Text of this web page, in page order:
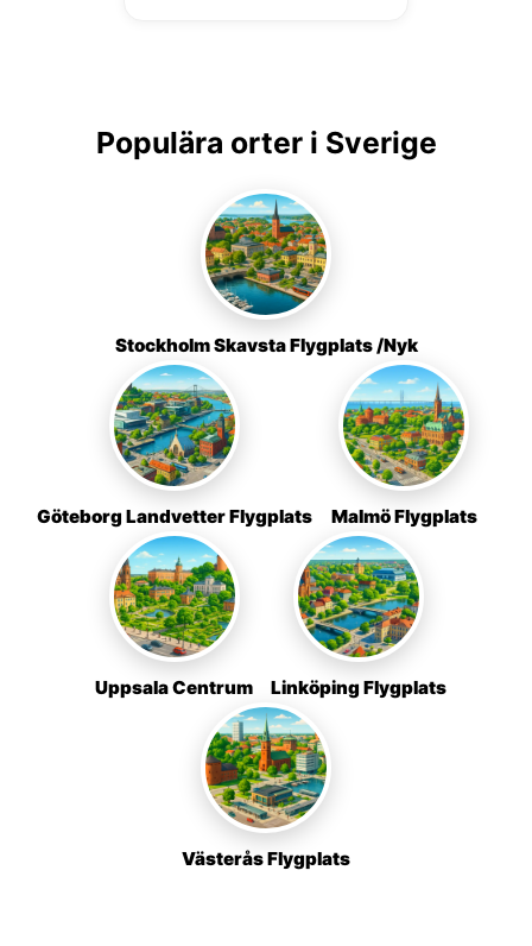
Populära orter i Sverige
Stockholm Skavsta Flygplats /Nyk
Göteborg Landvetter Flygplats Malmö Flygplats
Uppsala Centrum Linköping Flygplats
Västerås Flygplats